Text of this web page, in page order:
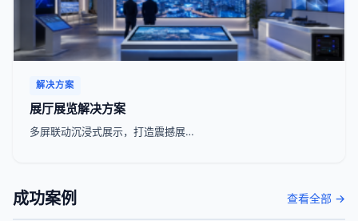
解决方案
展厅展览解决方案
多屏联动沉浸式展示，打造震撼展…
成功案例 查看全部 →